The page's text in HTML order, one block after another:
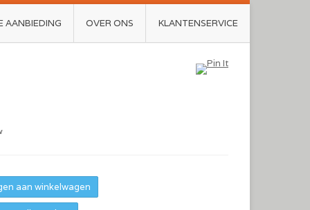
AANBIEDING OVER ONS KLANTENSERVICE
aan winkelwagen